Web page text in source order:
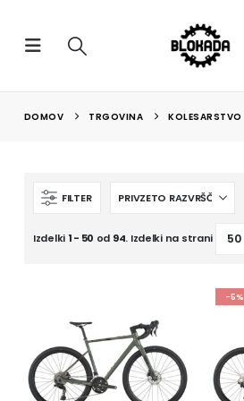
DOMOV TRGOVINA KOLESARSTVO
FILTER
Izdelki 1 - 50 od 94. Izdelki na strani
-5%